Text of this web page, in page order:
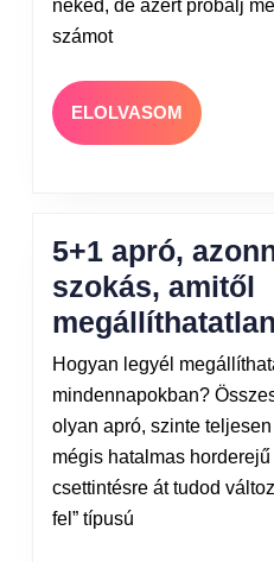
neked, de azért próbálj
számot
ELOLVASOM
5+1 apró,
szokás, amitől
Hogyan legyél
mindennapokban?
olyan apró, szinte
mégis hatalmas
csettintésre át tudod
fel” típusú